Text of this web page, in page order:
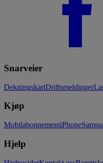
Snarveier
DekningskartDriftsmeldinger
Kjøp
MobilabonnementiPhone
Hjelp